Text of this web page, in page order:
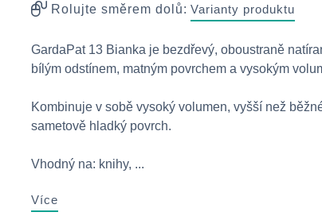
Rolujte směrem dolů: Varianty produktu
GardaPat 13 Bianka je bezdřevý, oboustraně
bílým odstínem, matným povrchem a vysokým
Kombinuje v sobě vysoký volumen, vyšší než
sametově hladký povrch.
Vhodný na: knihy, ...
Více